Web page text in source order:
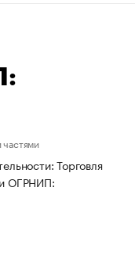
частями
Торговля
ОГРНИП: